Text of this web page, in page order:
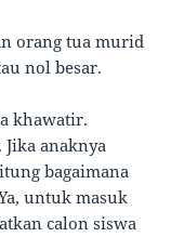
orang tua murid
nol besar.
khawatir.
Jika anaknya
bagaimana
untuk masuk
calon siswa